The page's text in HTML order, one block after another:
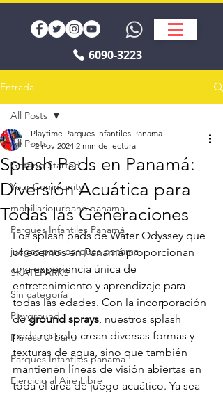
6090-3223
Entrada
All Posts
Getting Started
Your Community
mobiliario urbano panama
Parques Infantiles Panamá
juegos para parques panama
SKATEPARKS
Sin categoría
Playground
Fitness Urbano
Parques Infantiles panama
Ejercicio al Aire Libre
All Posts
Splash Pads en Panamá:
Diversión Acuática para
Todas las Generaciones
Playtime Parques Infantiles Panama
12 nov 2024 2 min de lectura
Los splash pads de Water Odyssey que
ofrecemos en Panamá proporcionan
una experiencia única de
entretenimiento y aprendizaje para
todas las edades. Con la incorporación
de ground sprays, nuestros splash
pads no solo crean diversas formas y
texturas de agua, sino que también
mantienen líneas de visión abiertas en
toda el área de juego acuático. Ya sea